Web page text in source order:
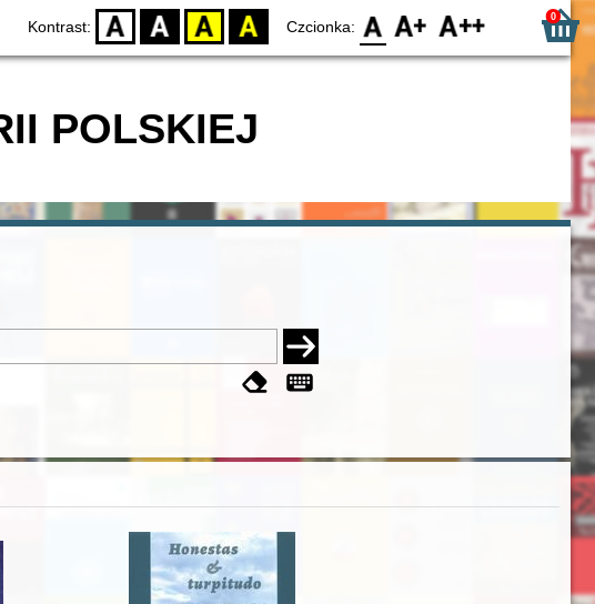
Kontrast: D BW YB BY Czcionka: F0 F1 F2 0
POLSKIEJ